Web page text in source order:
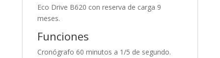
Eco Drive B620 con reserva de carga 9
meses.
Funciones
Cronógrafo 60 minutos a 1/5 de segundo.